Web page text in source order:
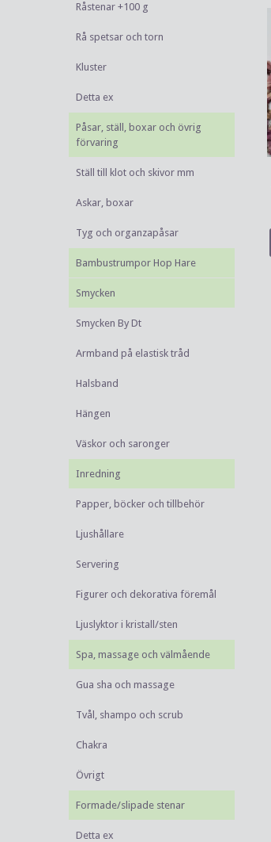
Råstenar +100 g
Rå spetsar och torn
Kluster
Detta ex
Påsar, ställ, boxar och övrig
förvaring
Ställ till klot och skivor mm
Askar, boxar
Tyg och organzapåsar
Bambustrumpor Hop Hare
Smycken
Smycken By Dt
Armband på elastisk tråd
Halsband
Hängen
Väskor och saronger
Inredning
Papper, böcker och tillbehör
Ljushållare
Servering
Figurer och dekorativa föremål
Ljuslyktor i kristall/sten
Spa, massage och välmående
Gua sha och massage
Tvål, shampo och scrub
Chakra
Övrigt
Formade/slipade stenar
Detta ex